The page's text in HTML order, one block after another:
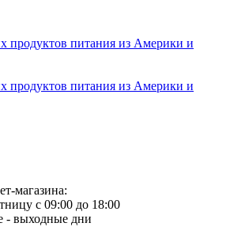
продуктов питания из Америки и
продуктов питания из Америки и
магазина:
с 09:00 до 18:00
- выходные дни